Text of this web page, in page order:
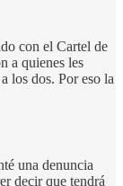
con el Cartel de
a quienes les
los dos. Por eso la
una denuncia
decir que tendrá